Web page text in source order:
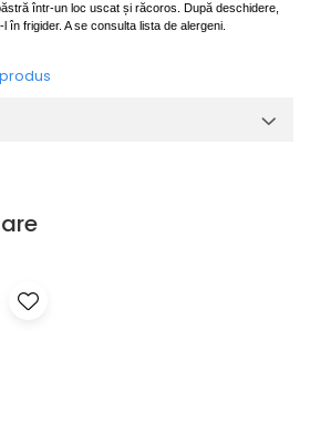
într-un loc uscat și răcoros. După deschidere,
în frigider. A se consulta lista de alergeni.